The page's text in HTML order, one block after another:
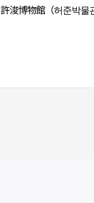
許浚博物館（허준박물